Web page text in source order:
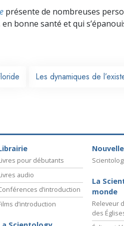
présente de nombreuses
bonne santé et qui
Les dynamiques de
pour débutants
audio
d’introduction
d’introduction
La
monde
Releveur
des